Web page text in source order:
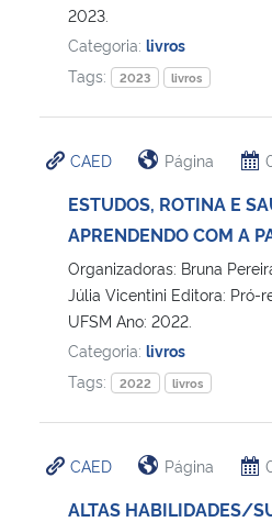
2023.
Categoria: livros
Tags:
2023 livros
CAED Página
ESTUDOS, ROTINA E
APRENDENDO COM A
Organizadoras: Bruna
Júlia Vicentini Editora: Pró-
UFSM Ano: 2022.
Categoria: livros
Tags:
2022 livros
CAED Página
ALTAS HABILIDADES/